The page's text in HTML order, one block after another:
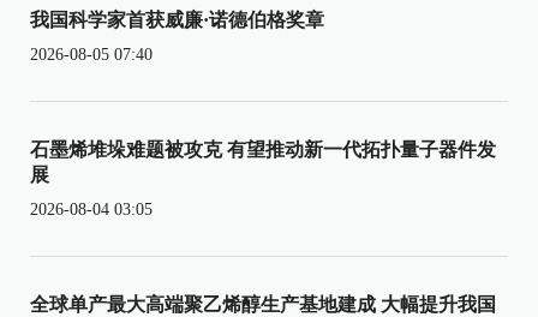
我国科学家首获威廉·诺德伯格奖章
2026-08-05 07:40
石墨烯堆垛难题被攻克 有望推动新一代拓扑量子器件发
展
2026-08-04 03:05
全球单产最大高端聚乙烯醇生产基地建成 大幅提升我国